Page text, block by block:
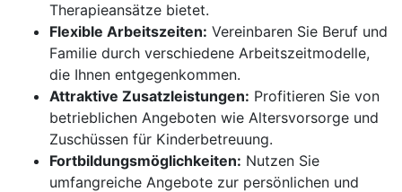
Therapieansätze bietet.
Flexible Arbeitszeiten: Vereinbaren Sie Beruf und
Familie durch verschiedene Arbeitszeitmodelle,
die Ihnen entgegenkommen.
Attraktive Zusatzleistungen: Profitieren Sie von
betrieblichen Angeboten wie Altersvorsorge und
Zuschüssen für Kinderbetreuung.
Fortbildungsmöglichkeiten: Nutzen Sie
umfangreiche Angebote zur persönlichen und